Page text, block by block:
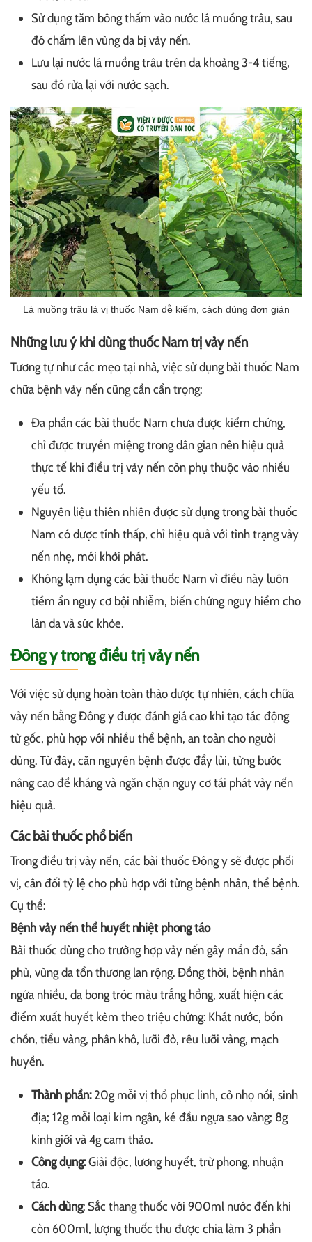
Sử dụng tăm bông thấm vào nước lá muồng trâu, sau
đó chấm lên vùng da bị vảy nến.
Lưu lại nước lá muồng trâu trên da khoảng 3-4 tiếng,
sau đó rửa lại với nước sạch.
Lá muồng trâu là vị thuốc Nam dễ kiếm, cách dùng đơn giản
Những lưu ý khi dùng thuốc Nam trị vảy nến
Tương tự như các mẹo tại nhà, việc sử dụng bài thuốc Nam
chữa bệnh vảy nến cũng cần cẩn trọng:
Đa phần các bài thuốc Nam chưa được kiểm chứng,
chỉ được truyền miệng trong dân gian nên hiệu quả
thực tế khi điều trị vảy nến còn phụ thuộc vào nhiều
yếu tố.
Nguyên liệu thiên nhiên được sử dụng trong bài thuốc
Nam có dược tính thấp, chỉ hiệu quả với tình trạng vảy
nến nhẹ, mới khởi phát.
Không lạm dụng các bài thuốc Nam vì điều này luôn
tiềm ẩn nguy cơ bội nhiễm, biến chứng nguy hiểm cho
làn da và sức khỏe.
Đông y trong điều trị vảy nến
Với việc sử dụng hoàn toàn thảo dược tự nhiên, cách chữa
vảy nến bằng Đông y được đánh giá cao khi tạo tác động
từ gốc, phù hợp với nhiều thể bệnh, an toàn cho người
dùng. Từ đây, căn nguyên bệnh được đẩy lùi, từng bước
nâng cao đề kháng và ngăn chặn nguy cơ tái phát vảy nến
hiệu quả.
Các bài thuốc phổ biến
Trong điều trị vảy nến, các bài thuốc Đông y sẽ được phối
vị, cân đối tỷ lệ cho phù hợp với từng bệnh nhân, thể bệnh.
Cụ thể:
Bệnh vảy nến thể huyết nhiệt phong táo
Bài thuốc dùng cho trường hợp vảy nến gây mẩn đỏ, sẩn
phù, vùng da tổn thương lan rộng. Đồng thời, bệnh nhân
ngứa nhiều, da bong tróc màu trắng hồng, xuất hiện các
điểm xuất huyết kèm theo triệu chứng: Khát nước, bồn
chồn, tiểu vàng, phân khô, lưỡi đỏ, rêu lưỡi vàng, mạch
huyền.
Thành phần:20g mỗi vị thổ phục linh, cỏ nhọ nồi, sinh
địa; 12g mỗi loại kim ngân, ké đầu ngựa sao vàng; 8g
kinh giới và 4g cam thảo.
Công dụng:Giải độc, lương huyết, trừ phong, nhuận
táo.
Cách dùng: Sắc thang thuốc với 900ml nước đến khi
còn 600ml, lượng thuốc thu được chia làm 3 phần